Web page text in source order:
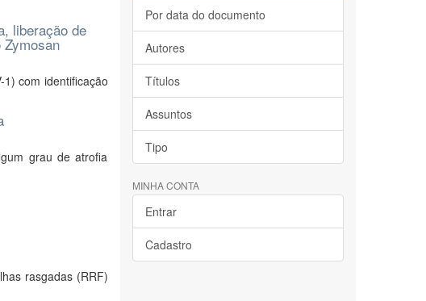
liberação de
com identificação
grau de atrofia
rasgadas (RRF)
Por data do documento
Autores
Títulos
Assuntos
Tipo
MINHA CONTA
Entrar
Cadastro